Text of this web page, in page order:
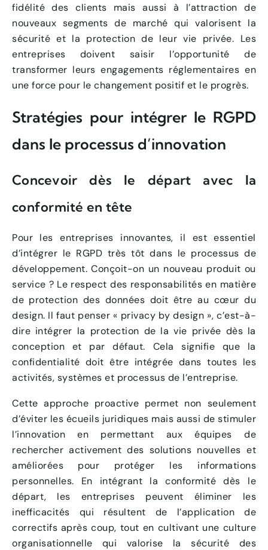
fidélité des clients mais aussi à l’attraction de
nouveaux segments de marché qui valorisent la
sécurité et la protection de leur vie privée. Les
entreprises doivent saisir l’opportunité de
transformer leurs engagements réglementaires en
une force pour le changement positif et le progrès.
Stratégies pour intégrer le RGPD
dans le processus d’innovation
Concevoir dès le départ avec la
conformité en tête
Pour les entreprises innovantes, il est essentiel
d’intégrer le RGPD très tôt dans le processus de
développement. Conçoit-on un nouveau produit ou
service ? Le respect des responsabilités en matière
de protection des données doit être au cœur du
design. Il faut penser « privacy by design », c’est-à-
dire intégrer la protection de la vie privée dès la
conception et par défaut. Cela signifie que la
confidentialité doit être intégrée dans toutes les
activités, systèmes et processus de l’entreprise.
Cette approche proactive permet non seulement
d’éviter les écueils juridiques mais aussi de stimuler
l’innovation en permettant aux équipes de
rechercher activement des solutions nouvelles et
améliorées pour protéger les informations
personnelles. En intégrant la conformité dès le
départ, les entreprises peuvent éliminer les
inefficacités qui résultent de l’application de
correctifs après coup, tout en cultivant une culture
organisationnelle qui valorise la sécurité des